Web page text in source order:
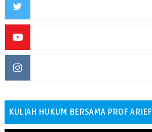
KULIAH HUKUM BERSAMA PROF ARIEF